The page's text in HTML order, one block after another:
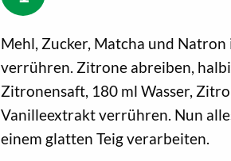
Mehl, Zucker, Matcha und Natron
verrühren. Zitrone abreiben,
Zitronensaft, 180 ml Wasser,
Vanilleextrakt verrühren. Nun
einem glatten Teig verarbeiten.